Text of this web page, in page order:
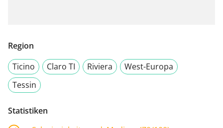
Region
Ticino
Claro TI Riviera
West-Europa
Tessin
Statistiken